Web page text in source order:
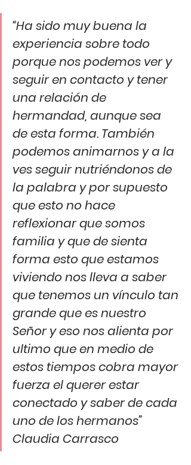
“Ha sido muy buena la
experiencia sobre todo
porque nos podemos ver y
seguir en contacto y tener
una relación de
hermandad, aunque sea
de esta forma. También
podemos animarnos y a la
ves seguir nutriéndonos de
la palabra y por supuesto
que esto no hace
reflexionar que somos
familia y que de sienta
forma esto que estamos
viviendo nos lleva a saber
que tenemos un vínculo tan
grande que es nuestro
Señor y eso nos alienta por
ultimo que en medio de
estos tiempos cobra mayor
fuerza el querer estar
conectado y saber de cada
uno de los hermanos”
Claudia Carrasco